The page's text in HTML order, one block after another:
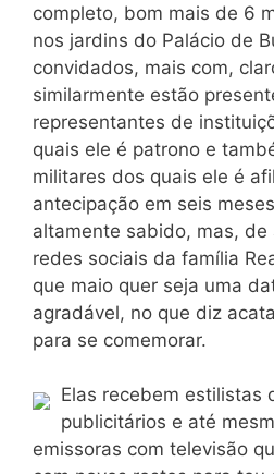
completo, bom mais de 6
nos jardins do Palácio de
convidados, mais com,
similarmente estão
representantes de
quais ele é patrono e
militares dos quais ele é
antecipação em seis
altamente sabido, mas, de
redes sociais da família
que maio quer seja uma
agradável, no que diz
para se comemorar.
Elas recebem estilistas
publicitários e até
emissoras com televisão